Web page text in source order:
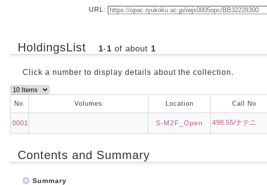
URL:
HoldingsList 1-1 of about 1
Click a number to display details about the collection.
No. Volumes Location Call No
0001 S-M2F_Open 498.55/ナテニ
Contents and Summary
Summary